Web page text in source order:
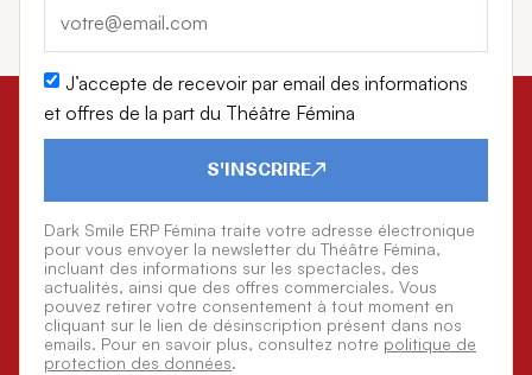
J’accepte de recevoir par email des informations
et offres de la part du Théâtre Fémina
S'INSCRIRE
Dark Smile ERP Fémina traite votre adresse électronique
pour vous envoyer la newsletter du Théâtre Fémina,
incluant des informations sur les spectacles, des
actualités, ainsi que des offres commerciales. Vous
pouvez retirer votre consentement à tout moment en
cliquant sur le lien de désinscription présent dans nos
emails. Pour en savoir plus, consultez notre politique de
protection des données.